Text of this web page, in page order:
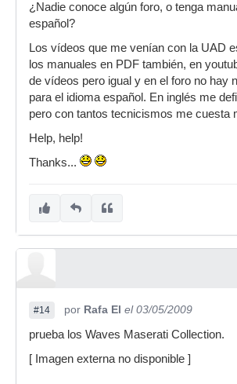
¿Nadie conoce algún foro, o tenga
español?
Los vídeos que me venían con la UAD
los manuales en PDF también, en
de vídeos pero igual y en el foro no hay
para el idioma español. En inglés me
pero con tantos tecnicismos me cuesta
Help, help!
Thanks...
#14 por Rafa El el 03/05/2009
prueba los Waves Maserati Collection.
[ Imagen externa no disponible ]